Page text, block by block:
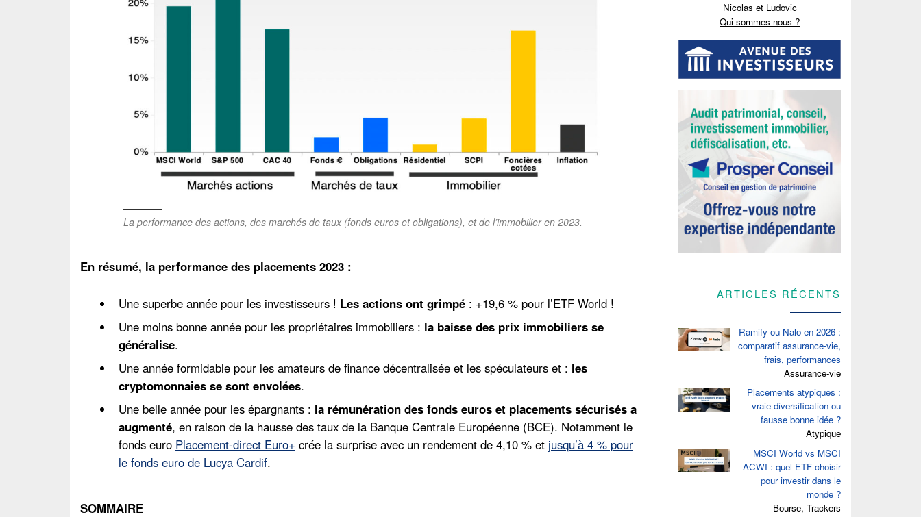
La performance des actions, des marchés de taux (fonds euros et obligations), et de l’immobilier en 2023.
En résumé, la performance des placements 2023 :
Une superbe année pour les investisseurs ! Les actions ont grimpé : +19,6 % pour l’ETF World !
Une moins bonne année pour les propriétaires immobiliers : la baisse des prix immobiliers se
généralise.
Une année formidable pour les amateurs de finance décentralisée et les spéculateurs et : les
cryptomonnaies se sont envolées.
Une belle année pour les épargnants : la rémunération des fonds euros et placements sécurisés a
augmenté, en raison de la hausse des taux de la Banque Centrale Européenne (BCE). Notamment le
fonds euro Placement-direct Euro+ crée la surprise avec un rendement de 4,10 % et jusqu’à 4 % pour
le fonds euro de Lucya Cardif.
SOMMAIRE
Nicolas et Ludovic
Qui sommes-nous ?
ARTICLES RÉCENTS
Ramify ou Nalo en 2026 :
comparatif assurance-vie,
frais, performances
Assurance-vie
Placements atypiques :
vraie diversification ou
fausse bonne idée ?
Atypique
MSCI World vs MSCI
ACWI : quel ETF choisir
pour investir dans le
monde ?
Bourse, Trackers